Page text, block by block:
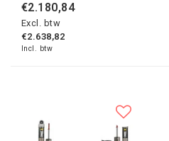
€2.180,84
Excl. btw
€2.638,82
Incl. btw